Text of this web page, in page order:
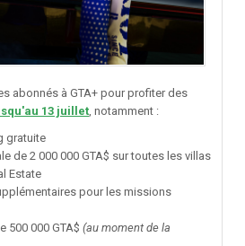
abonnés à GTA+ pour profiter des
13 juillet, notamment :
gratuite
de 2 000 000 GTA$ sur toutes les villas
Estate
pour les missions
500 000 GTA$ (au moment de la